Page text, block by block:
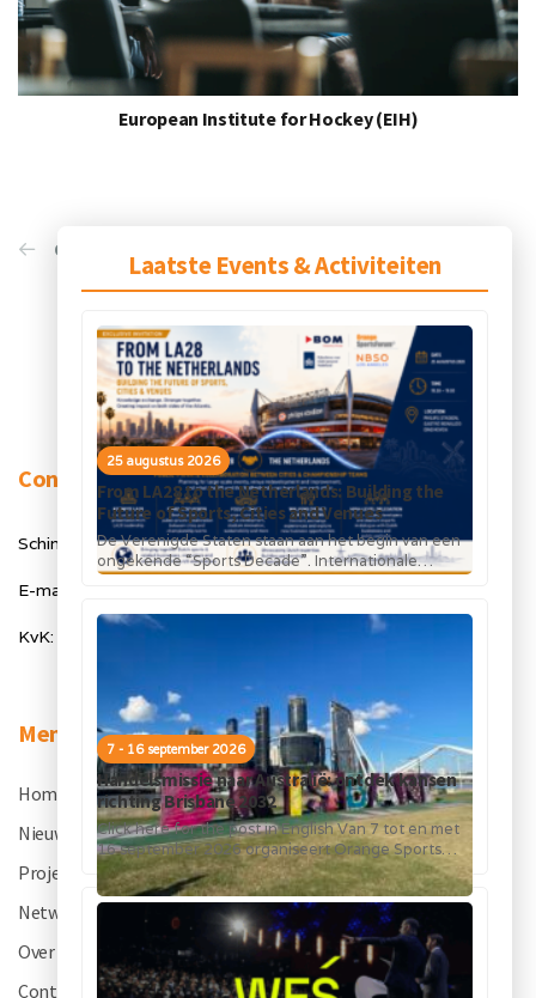
Laatste Events & Activiteiten
25 augustus 2026
From LA28 to the Netherlands: Building the
Future of Sports, Cities and Venues
De Verenigde Staten staan aan het begin van een
ongekende “Sports Decade”. Internationale
topsportevenementen en grote investeringen in
7 - 16 september 2026
Handelsmissie naar Australië: ontdek kansen
richting Brisbane 2032
Click here for the post in English Van 7 tot en met
16 september 2026 organiseert Orange Sports
Forum in...
European Institute for Hockey (EIH)
Older projects
Contact
Schimmelt 40, 5611 ZX Eindhoven
E-mail: info@orangesportsforum.com
KvK: 50334905
Menu
Home
Nieuws
Projecten
Netwerk
Over OSF
Contact